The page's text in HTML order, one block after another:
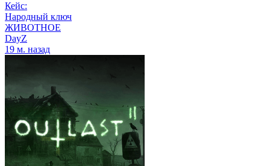
Кейс:
Народный ключ
ЖИВОТНОЕ
DayZ
19 м. назад